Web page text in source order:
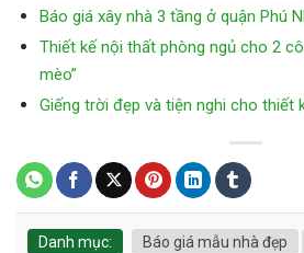
Báo giá xây nhà 3 tầng ở quận Phú
Thiết kế nội thất phòng ngủ cho 2
mèo”
Giếng trời đẹp và tiện nghi cho thiết
Danh mục: Báo giá mẫu nhà đẹp